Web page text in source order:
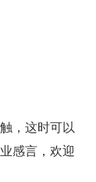
，这时可以
感言，欢迎